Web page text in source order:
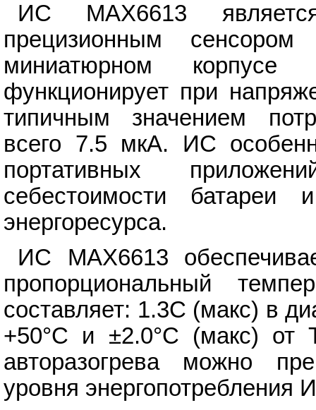
ИС MAX6613
прецизионным
миниатюрном
функционирует при
типичным значением
всего 7.5 мкА. ИС
портативных
себестоимости батареи
энергоресурса.
ИС MAX6613
пропорциональный
составляет: 1.3С (макс) в
+50°C и ±2.0°C (макс)
авторазогрева можно
уровня энергопотребления